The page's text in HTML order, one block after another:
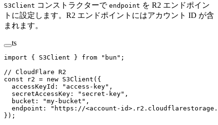
S3Client コンストラクターで endpoint を R2 エンドポイン
トに設定します。R2 エンドポイントにはアカウント ID が含
まれます。
ts
import { S3Client } from "bun" ;
// CloudFlare R2
const r2 = new S3Client ({
  accessKeyId:
"access-key" ,
  secretAccessKey:
"secret-key" ,
  bucket:
"my-bucket" ,
  endpoint:
"https://<account-
});